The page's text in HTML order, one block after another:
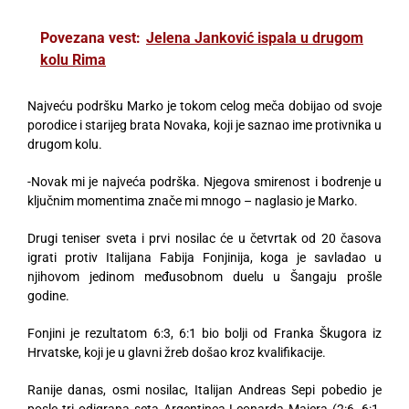
Povezana vest: Jelena Janković ispala u drugom
kolu Rima
Najveću podršku Marko je tokom celog meča dobijao od svoje
porodice i starijeg brata Novaka, koji je saznao ime protivnika u
drugom kolu.
-Novak mi je najveća podrška. Njegova smirenost i bodrenje u
ključnim momentima znače mi mnogo – naglasio je Marko.
Drugi teniser sveta i prvi nosilac će u četvrtak od 20 časova
igrati protiv Italijana Fabija Fonjinija, koga je savladao u
njihovom jedinom međusobnom duelu u Šangaju prošle
godine.
Fonjini je rezultatom 6:3, 6:1 bio bolji od Franka Škugora iz
Hrvatske, koji je u glavni žreb došao kroz kvalifikacije.
Ranije danas, osmi nosilac, Italijan Andreas Sepi pobedio je